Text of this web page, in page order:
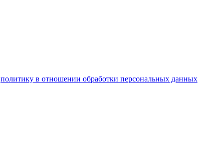
политику в отношении обработки персональных данных